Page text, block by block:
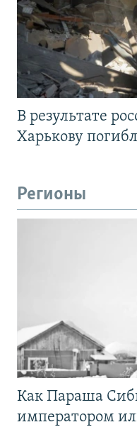
В результате
Харькову
Регионы
Как Параша
императором